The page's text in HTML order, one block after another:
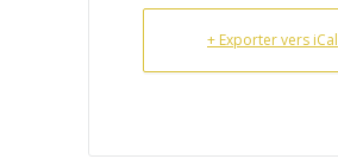
+ Exporter vers iCal